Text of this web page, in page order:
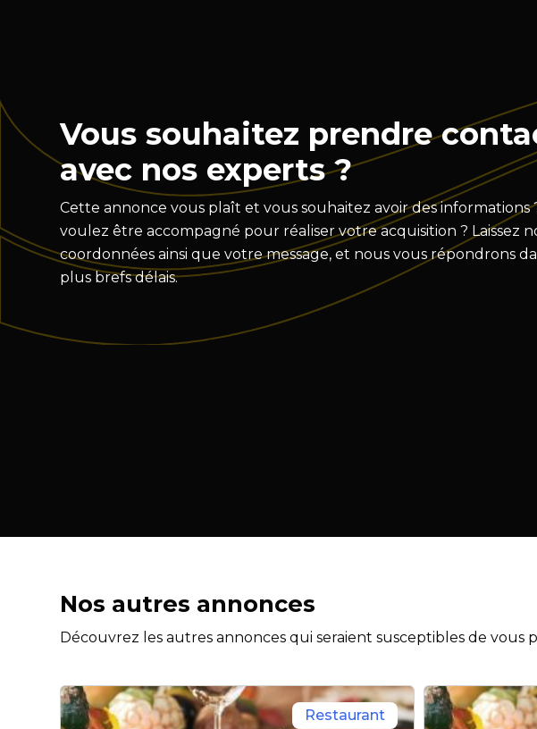
Vous souhaitez prendre
avec nos experts ?
Cette annonce vous plaît et vous souhaitez avoir des informations
voulez être accompagné pour réaliser votre acquisition ? Laissez
coordonnées ainsi que votre message, et nous vous répondrons
plus brefs délais.
Nos autres annonces
Découvrez les autres annonces qui seraient susceptibles de vous
Restaurant